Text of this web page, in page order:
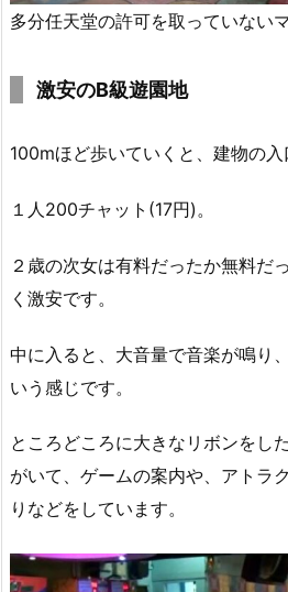
多分任天堂の許可を取っていないマ
激安のB級遊園地
100mほど歩いていくと、建物の入
１人200チャット(17円)。
２歳の次女は有料だったか無料だ
く激安です。
中に入ると、大音量で音楽が鳴り
いう感じです。
ところどころに大きなリボンをし
がいて、ゲームの案内や、アトラ
りなどをしています。